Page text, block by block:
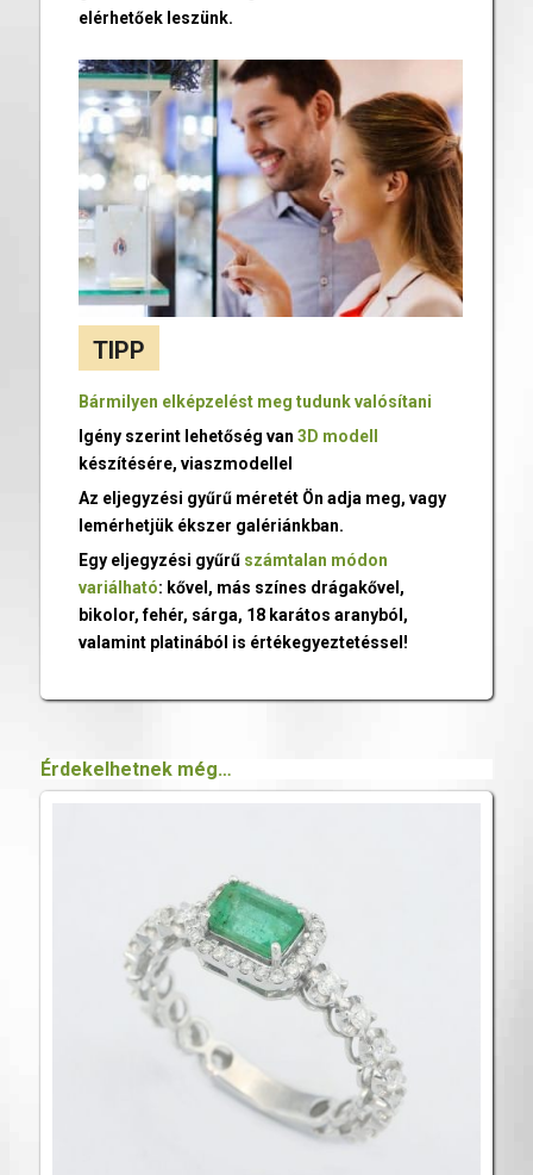
elérhetőek leszünk.
TIPP
Bármilyen elképzelést meg tudunk valósítani
Igény szerint lehetőség van 3D modell
készítésére, viaszmodellel
Az eljegyzési gyűrű méretét Ön adja meg, vagy
lemérhetjük ékszer galériánkban.
Egy eljegyzési gyűrű számtalan módon
variálható: kővel, más színes drágakővel,
bikolor, fehér, sárga, 18 karátos aranyból,
valamint platinából is értékegyeztetéssel!
Érdekelhetnek még…